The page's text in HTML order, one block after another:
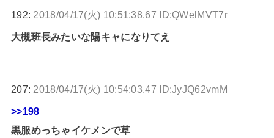
192: 2018/04/17(火) 10:51:38.67 ID:QWelMVT7r
大槻班長みたいな陽キャになりてえ
207: 2018/04/17(火) 10:54:03.47 ID:JyJQ62vmM
>>198
黒服めっちゃイケメンで草